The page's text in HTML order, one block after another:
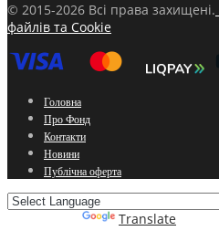
© 2015-2026 Всі права захищені.
файлів та Cookie
Головна
Про Фонд
Контакти
Новини
Публічна оферта
Translate